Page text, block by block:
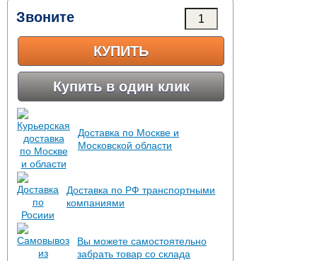
Звоните
КУПИТЬ
Купить в один клик
Доставка по Москве и
Московской области
Доставка по РФ транспортными
компаниями
Вы можете самостоятельно
забрать товар со склада